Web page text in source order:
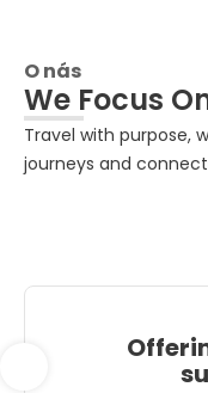
O nás
We Focus
Travel with purpose,
journeys and